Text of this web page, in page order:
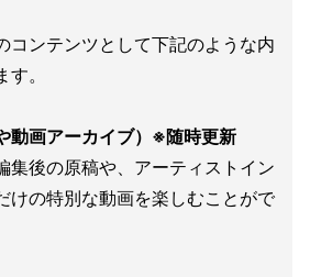
コンテンツとして下記のような内
。
動画アーカイブ）※随時更新
集後の原稿や、アーティストイン
けの特別な動画を楽しむことがで